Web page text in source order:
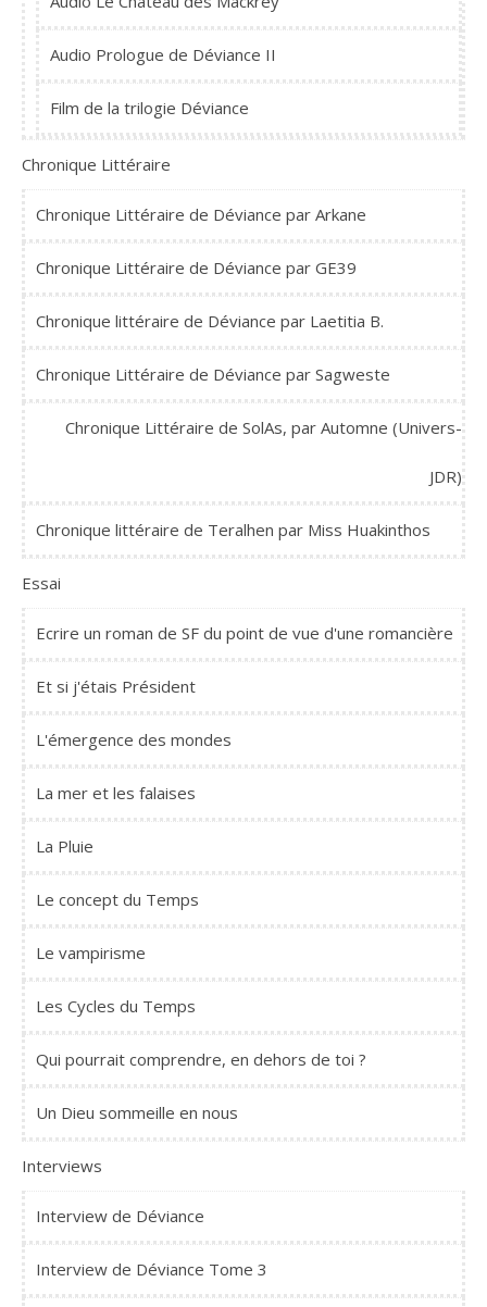
Audio Prologue de Déviance II
Film de la trilogie Déviance
Chronique Littéraire
Chronique Littéraire de Déviance par Arkane
Chronique Littéraire de Déviance par GE39
Chronique littéraire de Déviance par Laetitia B.
Chronique Littéraire de Déviance par Sagweste
Chronique Littéraire de SolAs, par Automne (Univers-
JDR)
Chronique littéraire de Teralhen par Miss Huakinthos
Essai
Ecrire un roman de SF du point de vue d'une romancière
Et si j'étais Président
L'émergence des mondes
La mer et les falaises
La Pluie
Le concept du Temps
Le vampirisme
Les Cycles du Temps
Qui pourrait comprendre, en dehors de toi ?
Un Dieu sommeille en nous
Interviews
Interview de Déviance
Interview de Déviance Tome 3